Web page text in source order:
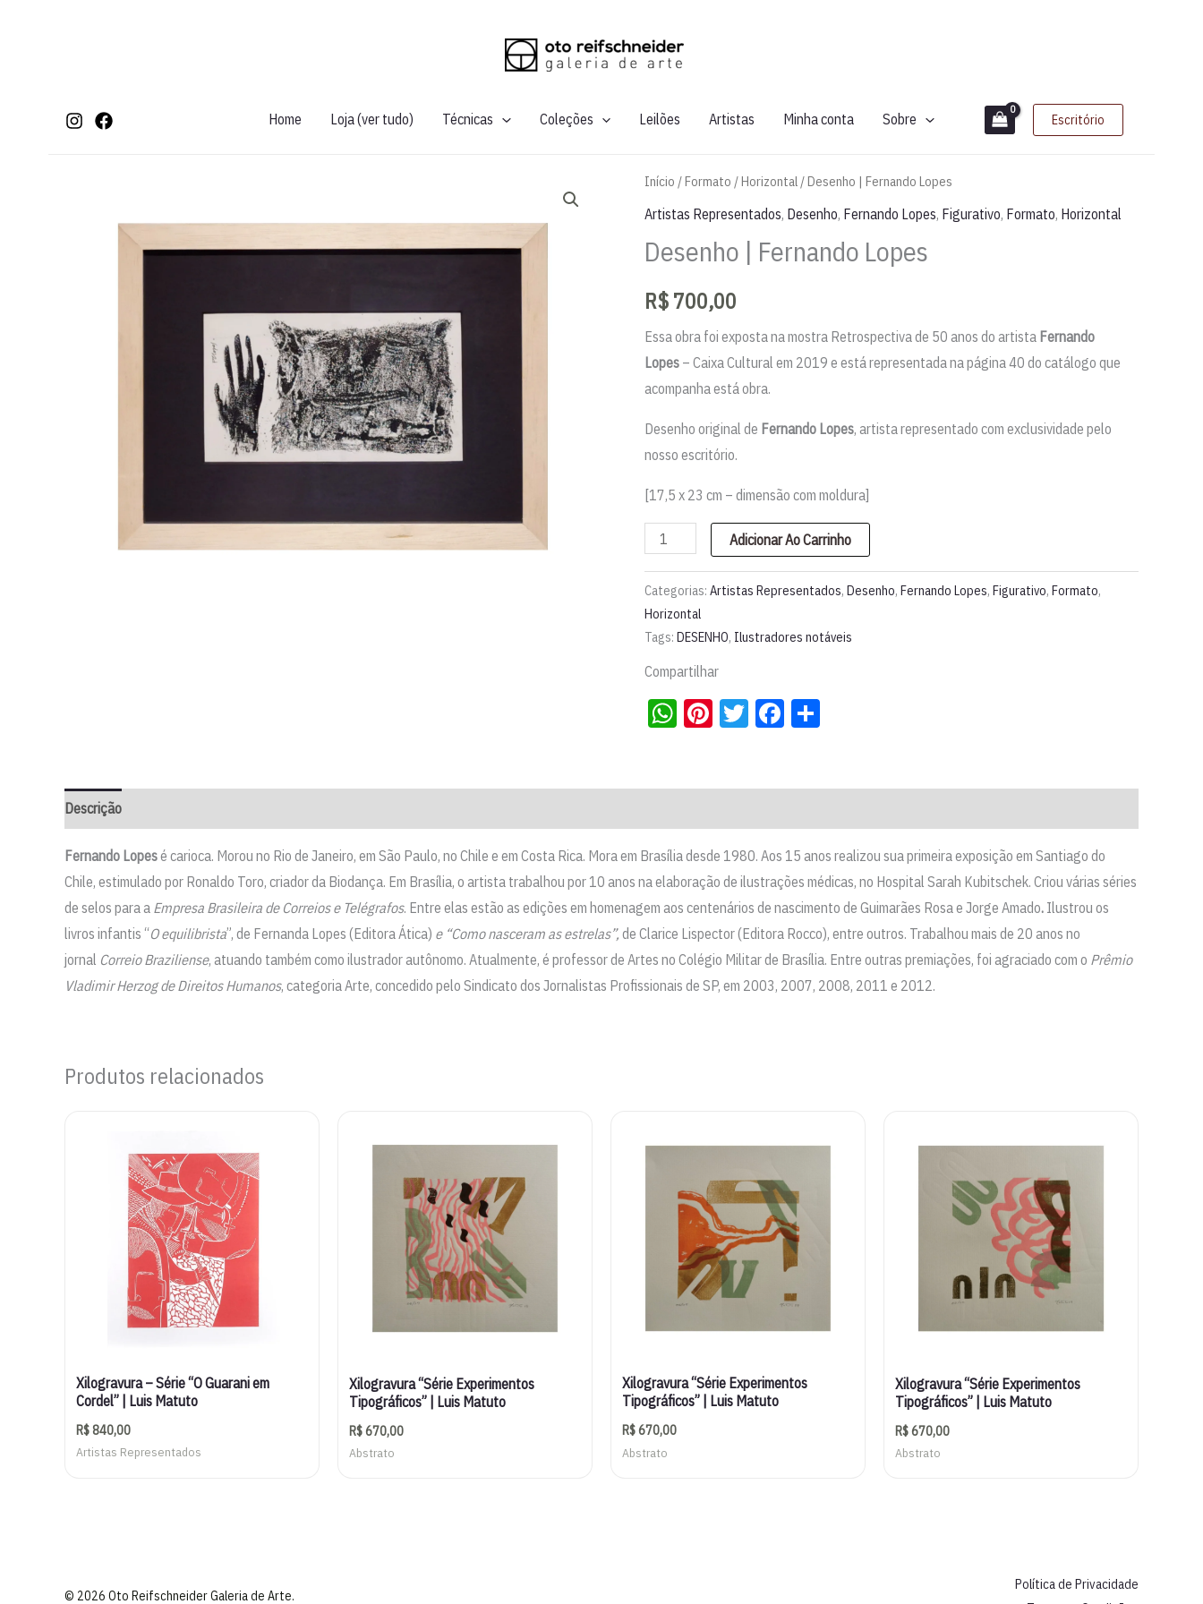
Home Loja (ver tudo) Técnicas Coleções Leilões Artistas Minha conta Sobre Escritório
Início /Formato /Horizontal / Desenho | Fernando Lopes
Artistas Representados, Desenho, Fernando Lopes, Figurativo, Formato, Horizontal
Desenho | Fernando Lopes
R$700,00
Essa obra foi exposta na mostra Retrospectiva de 50 anos do artista Fernando
Lopes – Caixa Cultural em 2019 e está representada na página 40 do catálogo que
acompanha está obra.
Desenho original de Fernando Lopes, artista representado com exclusividade pelo
nosso escritório.
[17,5 x 23 cm – dimensão com moldura]
Desenho
Fernando
Lopes
quantidade
Adicionar Ao Carrinho
Categorias: Artistas Representados, Desenho, Fernando Lopes, Figurativo, Formato,
Horizontal
Tags: DESENHO, Ilustradores notáveis
Compartilhar
WhatsApp
Pinterest
TwitterFacebook
Descrição
Fernando Lopesé carioca. Morou no Rio de Janeiro, em São Paulo, no Chile e em Costa Rica. Mora em Brasília desde 1980. Aos 15 anos realizou sua primeira exposição em Santiago do
Chile, estimulado por Ronaldo Toro, criador da Biodança. Em Brasília, o artista trabalhou por 10 anos na elaboração de ilustrações médicas, no Hospital Sarah Kubitschek. Criou várias séries
de selos para a Empresa Brasileira de Correios e Telégrafos. Entre elas estão as edições em homenagem aos centenários de nascimento de Guimarães Rosa e Jorge Amado. Ilustrou os
livros infantis “O equilibrista”, de Fernanda Lopes (Editora Ática) e “Como nasceram as estrelas”, de Clarice Lispector (Editora Rocco), entre outros. Trabalhou mais de 20 anos no
jornal Correio Braziliense, atuando também como ilustrador autônomo. Atualmente, é professor de Artes no Colégio Militar de Brasília. Entre outras premiações, foi agraciado com o Prêmio
Vladimir Herzog de Direitos Humanos, categoria Arte, concedido pelo Sindicato dos Jornalistas Profissionais de SP, em 2003, 2007, 2008, 2011 e 2012.
Produtos relacionados
Xilogravura – Série “O Guarani em
Cordel” | Luis Matuto
R$840,00
Artistas Representados
Xilogravura “Série Experimentos
Tipográficos” | Luis Matuto
R$670,00
Abstrato
Xilogravura “Série Experimentos
Tipográficos” | Luis Matuto
R$670,00
Abstrato
Xilogravura “Série Experimentos
Tipográficos” | Luis Matuto
R$670,00
Abstrato
© 2026 Oto Reifschneider Galeria de Arte.
Política de Privacidade